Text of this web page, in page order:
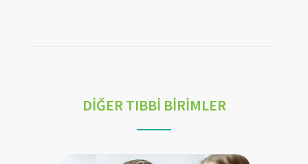
DİĞER TIBBİ BİRİMLER